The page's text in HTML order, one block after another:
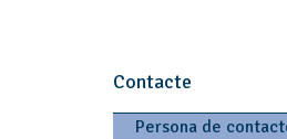
Contacte
Persona de